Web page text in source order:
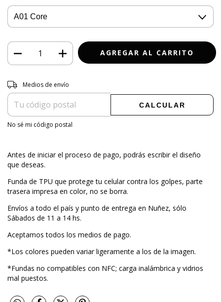
Entregas para el CP:
Medios de envío
CALCULAR
No sé mi código postal
Antes de iniciar el proceso de pago, podrás escribir el diseño
que deseas.
Funda de TPU que protege tu celular contra los golpes, parte
trasera impresa en color, no se borra.
Envíos a todo el país y punto de entrega en Nuñez, sólo
Sábados de 11 a 14 hs.
Aceptamos todos los medios de pago.
*Los colores pueden variar ligeramente a los de la imagen.
*Fundas no compatibles con NFC; carga inalámbrica y vidrios
mal puestos.